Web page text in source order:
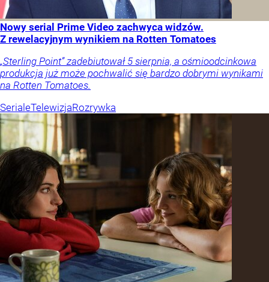
Nowy serial Prime Video zachwyca widzów.
Z rewelacyjnym wynikiem na Rotten Tomatoes
„Sterling Point” zadebiutował 5 sierpnia, a ośmioodcinkowa
produkcja już może pochwalić się bardzo dobrymi wynikami
na Rotten Tomatoes.
SerialeTelewizjaRozrywka